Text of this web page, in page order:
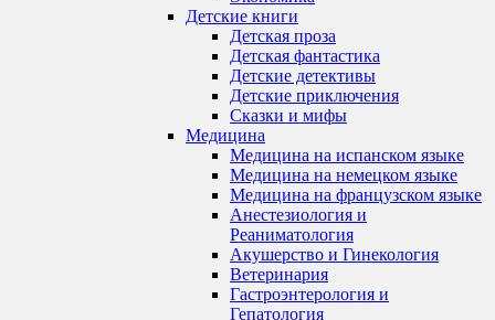
Детские книги
Детская проза
Детская фантастика
Детские детективы
Детские приключения
Сказки и мифы
Медицина
Медицина на испанском языке
Медицина на немецком языке
Медицина на французском языке
Анестезиология и
Реаниматология
Акушерство и Гинекология
Ветеринария
Гастроэнтерология и
Гепатология